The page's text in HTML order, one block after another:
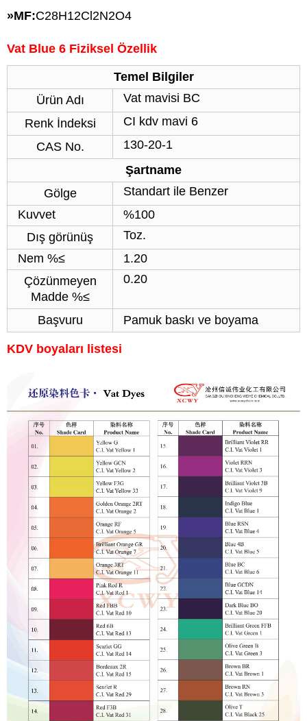
»MF:C28H12Cl2N2O4
Vat Blue 6 Fiziksel Özellik
Temel Bilgiler
Ürün Adı
Vat mavisi BC
Renk İndeksi
CI kdv mavi 6
CAS No.
130-20-1
Şartname
Gölge
Standart ile Benzer
Kuvvet
%100
Dış görünüş
Toz.
Nem %≤
1.20
Çözünmeyen
Madde %≤
0.20
Başvuru Pamuk baskı ve boyama
KDV boyaları listesi